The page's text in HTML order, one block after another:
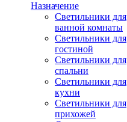
Назначение
Светильники для
ванной комнаты
Светильники для
гостиной
Светильники для
спальни
Светильники для
кухни
Светильники для
прихожей